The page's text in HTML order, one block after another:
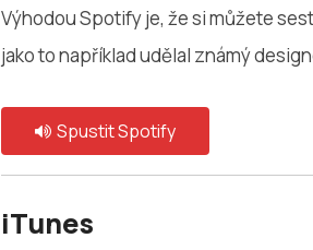
Výhodou Spotify je, že si můžete
jako to například udělal známý
Spustit Spotify
iTunes